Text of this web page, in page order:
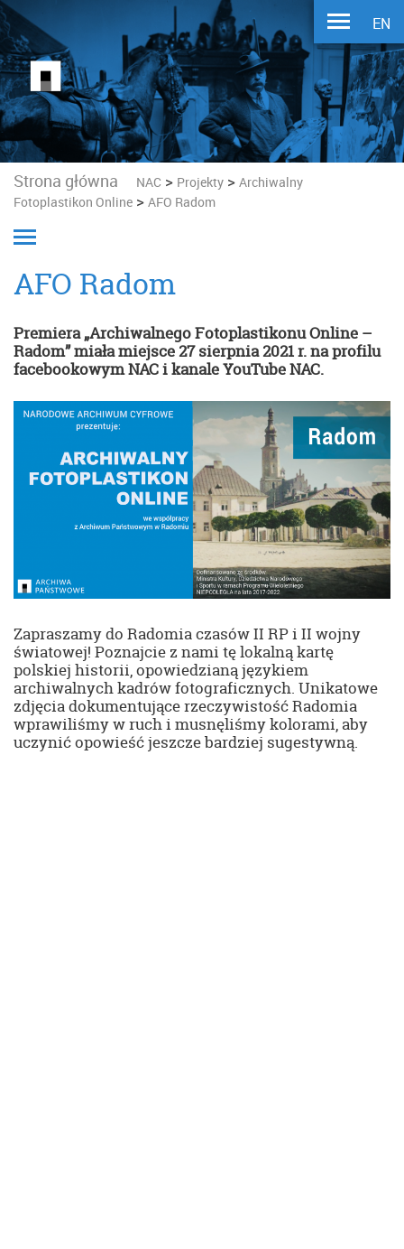
EN
Strona główna NAC > Projekty > Archiwalny
Fotoplastikon Online > AFO Radom
AFO Radom
Premiera „Archiwalnego Fotoplastikonu Online –
Radom” miała miejsce 27 sierpnia2021 r.na profilu
facebookowym NAC i kanale YouTube NAC.
Zapraszamy do Radomia czasów II RP i II wojny
światowej! Poznajcie z nami tę lokalną kartę
polskiej historii, opowiedzianą językiem
archiwalnych kadrów fotograficznych. Unikatowe
zdjęcia dokumentujące rzeczywistość Radomia
wprawiliśmy w ruch i musnęliśmy kolorami, aby
uczynić opowieść jeszcze bardziej sugestywną.